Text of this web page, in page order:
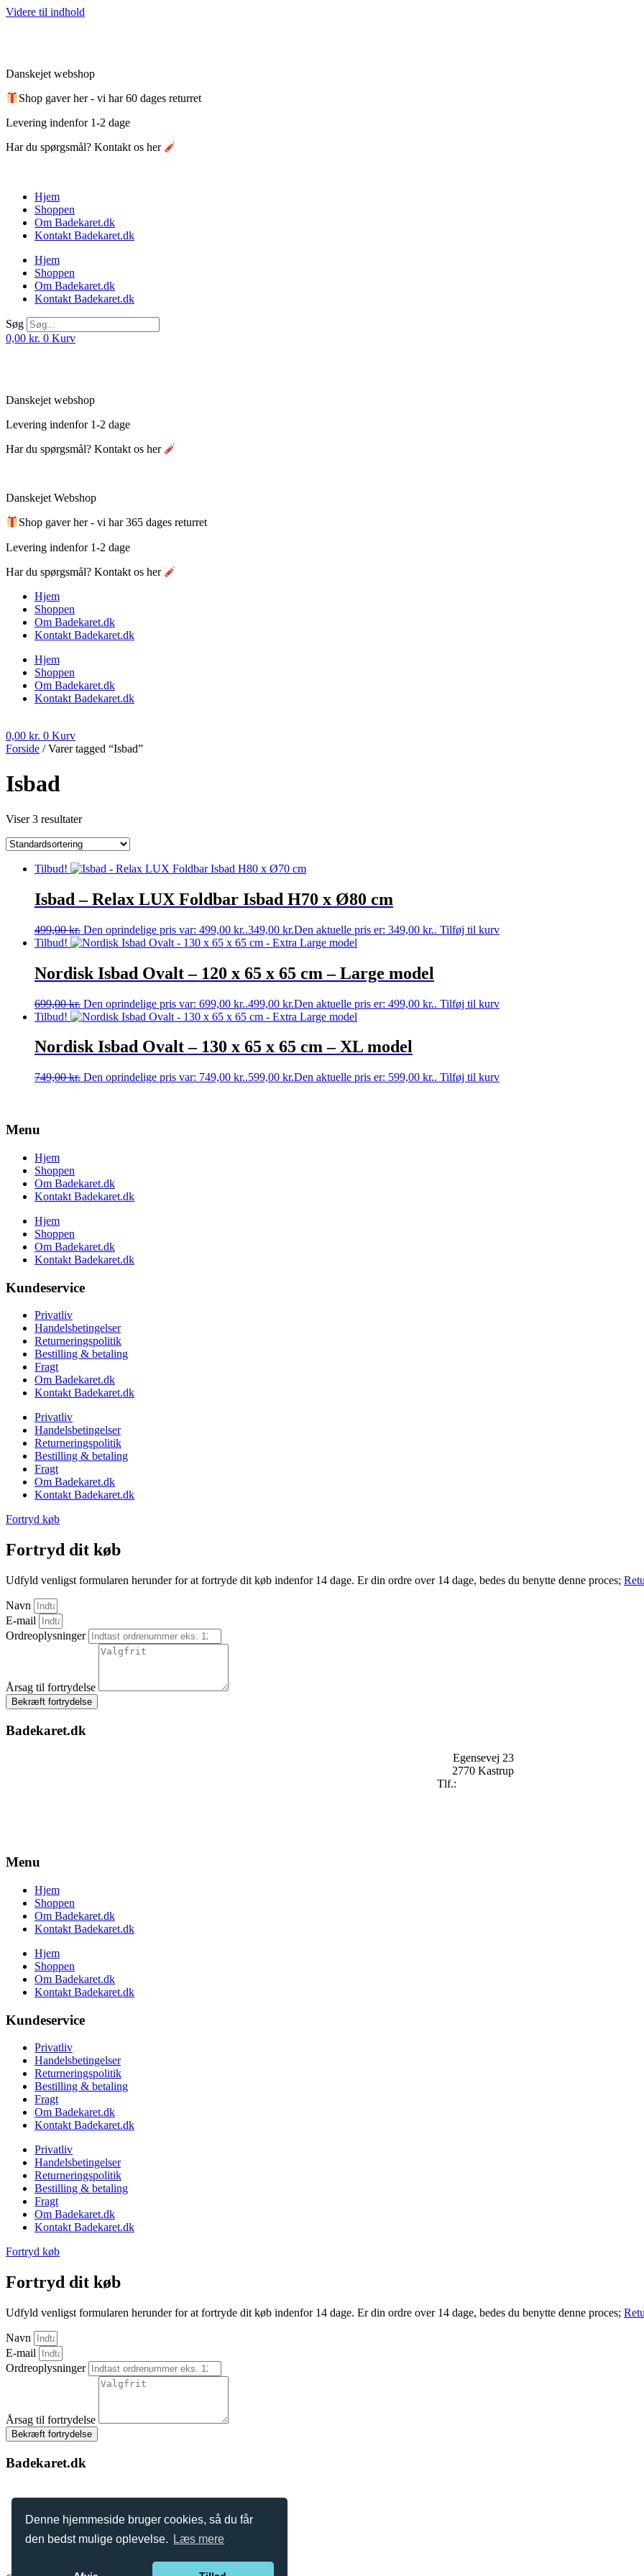
Denne hjemmeside bruger cookies, så du får
den bedst mulige oplevelse.
Læs mere
Videre til indhold
Danskejet webshop
Shop gaver her - vi har 60 dages returret
Levering indenfor 1-2 dage
Har du spørgsmål? Kontakt os her
Hjem
Shoppen
Om Badekaret.dk
Kontakt Badekaret.dk
Hjem
Shoppen
Om Badekaret.dk
Kontakt Badekaret.dk
Søg
0,00 kr. 0 Kurv
Danskejet webshop
Levering indenfor 1-2 dage
Har du spørgsmål? Kontakt os her
Danskejet Webshop
Shop gaver her - vi har 365 dages returret
Levering indenfor 1-2 dage
Har du spørgsmål? Kontakt os her
Hjem
Shoppen
Om Badekaret.dk
Kontakt Badekaret.dk
Hjem
Shoppen
Om Badekaret.dk
Kontakt Badekaret.dk
0,00 kr. 0 Kurv
Forside / Varer tagged “Isbad”
Isbad
Viser 3 resultater
Tilbud!
Isbad – Relax LUX Foldbar Isbad H70 x Ø80 cm
499,00kr. Den oprindelige pris var: 499,00 kr..349,00 kr.Den aktuelle pris er: 349,00 kr.. Tilføj til kurv
Tilbud!
Nordisk Isbad Ovalt – 120 x 65 x 65 cm – Large model
699,00kr. Den oprindelige pris var: 699,00 kr..499,00 kr.Den aktuelle pris er: 499,00 kr.. Tilføj til kurv
Tilbud!
Nordisk Isbad Ovalt – 130 x 65 x 65 cm – XL model
749,00kr. Den oprindelige pris var: 749,00 kr..599,00 kr.Den aktuelle pris er: 599,00 kr.. Tilføj til kurv
Menu
Hjem
Shoppen
Om Badekaret.dk
Kontakt Badekaret.dk
Hjem
Shoppen
Om Badekaret.dk
Kontakt Badekaret.dk
Kundeservice
Privatliv
Handelsbetingelser
Returneringspolitik
Bestilling & betaling
Fragt
Om Badekaret.dk
Kontakt Badekaret.dk
Privatliv
Handelsbetingelser
Returneringspolitik
Bestilling & betaling
Fragt
Om Badekaret.dk
Kontakt Badekaret.dk
Fortryd køb
Fortryd dit køb
Udfyld venligst formularen herunder for at fortryde dit køb indenfor 14 dage. Er din ordre over 14 dage, bedes du benytte denne proces;
Navn
E-mail
Ordreoplysninger
Årsag til fortrydelse
Bekræft fortrydelse
Badekaret.dk
Egensevej 23
2770 Kastrup
Tlf.:
Menu
Hjem
Shoppen
Om Badekaret.dk
Kontakt Badekaret.dk
Hjem
Shoppen
Om Badekaret.dk
Kontakt Badekaret.dk
Kundeservice
Privatliv
Handelsbetingelser
Returneringspolitik
Bestilling & betaling
Fragt
Om Badekaret.dk
Kontakt Badekaret.dk
Privatliv
Handelsbetingelser
Returneringspolitik
Bestilling & betaling
Fragt
Om Badekaret.dk
Kontakt Badekaret.dk
Fortryd køb
Fortryd dit køb
Udfyld venligst formularen herunder for at fortryde dit køb indenfor 14 dage. Er din ordre over 14 dage, bedes du benytte denne proces;
Navn
E-mail
Ordreoplysninger
Årsag til fortrydelse
Bekræft fortrydelse
Badekaret.dk